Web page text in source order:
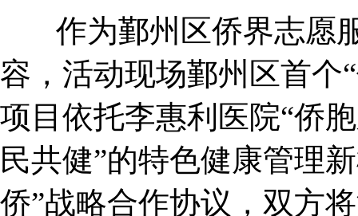
作为鄞州区侨界志愿服
容，活动现场鄞州区首个
项目依托李惠利医院“侨
民共健”的特色健康管理
侨”战略合作协议，双方